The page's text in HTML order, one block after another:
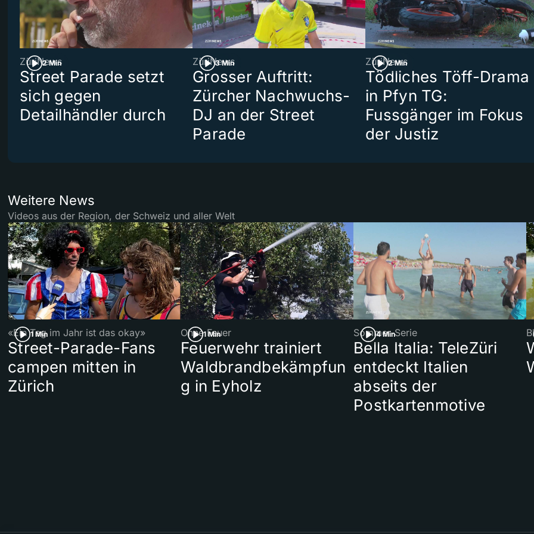
2 Min
ZüriNews
Street Parade setzt
sich gegen
Detailhändler durch
3 Min
ZüriNews
Grosser Auftritt:
Zürcher Nachwuchs-
DJ an der Street
Parade
2 Min
ZüriNews
Tödliches Töff-Drama
in Pfyn TG:
Fussgänger im Fokus
der Justiz
Weitere News
Videos aus der Region, der Schweiz und aller Welt
1 Min
«Ein Tag im Jahr ist das okay»
Street-Parade-Fans
campen mitten in
Zürich
1 Min
Ohne Feuer
Feuerwehr trainiert
Waldbrandbekämpfun
g in Eyholz
4 Min
Sommer-Serie
Bella Italia: TeleZüri
entdeckt Italien
abseits der
Postkartenmotive